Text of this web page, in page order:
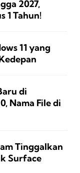
2027,
1 Tahun!
11 yang
di
Nama File di
Tinggalkan
Surface